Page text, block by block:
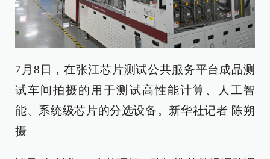
7月8日，在张江芯片测试公共服务平台成品测
试车间拍摄的用于测试高性能计算、人工智
能、系统级芯片的分选设备。新华社记者 陈朔
摄